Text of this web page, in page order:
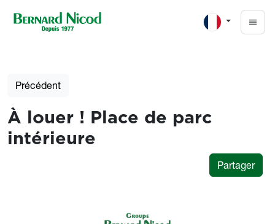
Précédent
À louer ! Place de parc
intérieure
Partager